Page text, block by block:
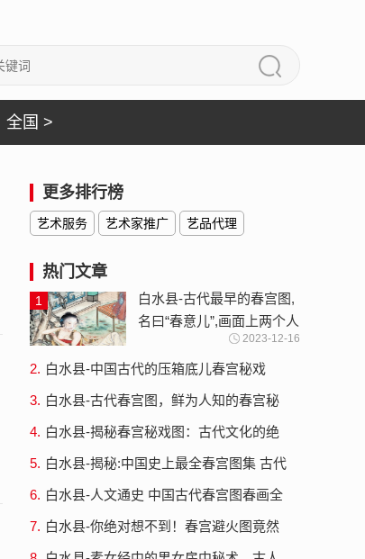
全国 >
更多排行榜
艺术服务 艺术家推广 艺品代理
热门文章
1
白水县-古代最早的春宫图,
名曰“春意儿”,画面上两个人
都不得了春画全集秘戏图
2023-12-16
2. 白水县-中国古代的压箱底儿春宫秘戏
迎？
3. 白水县-古代春宫图，鲜为人知的春宫秘
4. 白水县-揭秘春宫秘戏图：古代文化的绝
5. 白水县-揭秘:中国史上最全春宫图集 古代
6. 白水县-人文通史 中国古代春宫图春画全
7. 白水县-你绝对想不到！春宫避火图竟然